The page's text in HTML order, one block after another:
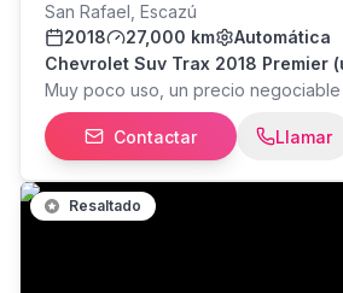
San Rafael, Escazú
2018
27,000 km
Automática
Chevrolet Suv Trax 2018 Premier
27000km
Muy poco uso, un precio negociable
Contactar Llamar
Resaltado